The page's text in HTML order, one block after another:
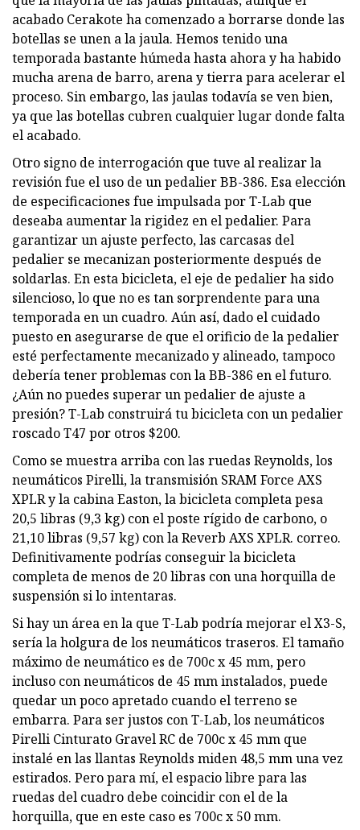
acabado Cerakote ha comenzado a borrarse donde las
botellas se unen a la jaula. Hemos tenido una
temporada bastante húmeda hasta ahora y ha habido
mucha arena de barro, arena y tierra para acelerar el
proceso. Sin embargo, las jaulas todavía se ven bien,
ya que las botellas cubren cualquier lugar donde falta
el acabado.
Otro signo de interrogación que tuve al realizar la
revisión fue el uso de un pedalier BB-386. Esa elección
de especificaciones fue impulsada por T-Lab que
deseaba aumentar la rigidez en el pedalier. Para
garantizar un ajuste perfecto, las carcasas del
pedalier se mecanizan posteriormente después de
soldarlas. En esta bicicleta, el eje de pedalier ha sido
silencioso, lo que no es tan sorprendente para una
temporada en un cuadro. Aún así, dado el cuidado
puesto en asegurarse de que el orificio de la pedalier
esté perfectamente mecanizado y alineado, tampoco
debería tener problemas con la BB-386 en el futuro.
¿Aún no puedes superar un pedalier de ajuste a
presión? T-Lab construirá tu bicicleta con un pedalier
roscado T47 por otros $200.
Como se muestra arriba con las ruedas Reynolds, los
neumáticos Pirelli, la transmisión SRAM Force AXS
XPLR y la cabina Easton, la bicicleta completa pesa
20,5 libras (9,3 kg) con el poste rígido de carbono, o
21,10 libras (9,57 kg) con la Reverb AXS XPLR. correo.
Definitivamente podrías conseguir la bicicleta
completa de menos de 20 libras con una horquilla de
suspensión si lo intentaras.
Si hay un área en la que T-Lab podría mejorar el X3-S,
sería la holgura de los neumáticos traseros. El tamaño
máximo de neumático es de 700c x 45 mm, pero
incluso con neumáticos de 45 mm instalados, puede
quedar un poco apretado cuando el terreno se
embarra. Para ser justos con T-Lab, los neumáticos
Pirelli Cinturato Gravel RC de 700c x 45 mm que
instalé en las llantas Reynolds miden 48,5 mm una vez
estirados. Pero para mí, el espacio libre para las
ruedas del cuadro debe coincidir con el de la
horquilla, que en este caso es 700c x 50 mm.